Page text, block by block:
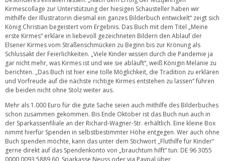
Kirmescollage zur Unterstützung der hiesigen Schausteller haben wir
mithilfe der Illustratorin diesmal ein ganzes Bilderbuch entwickelt“ zeigt sich
König Christian begeistert vom Ergebnis. Das Buch mit dem Titel „Meine
erste Kirmes“ erkläre in liebevoll gezeichneten Bildern den Ablauf der
Elsener Kirmes vom Straßenschmücken zu Beginn bis zur Krönung als
Schlussakt der Feierlichkeiten. „Viele Kinder wissen durch die Pandemie ja
gar nicht mehr, was Kirmes ist und wie sie abläuft“, weiß Königin Melanie zu
berichten. „Das Buch ist hier eine tolle Möglichkeit, die Tradition zu erklären
und Vorfreude auf die nächste richtige Kirmes entstehen zu lassen“ führen
die beiden nicht ohne Stolz weiter aus.
Mehr als 1.000 Euro für die gute Sache seien auch mithilfe des Bilderbuches
schon zusammen gekommen. Bis Ende Oktober ist das Buch nun auch in
der Sparkassenfiliale an der Richard-Wagner-Str. erhältlich. Eine kleine Box
nimmt hierfür Spenden in selbstbestimmter Höhe entgegen. Wer auch ohne
Buch spenden möchte, kann das unter dem Stichwort „Fluthilfe für Kinder“
gerne direkt auf das Spendenkonto von „brauchtum hilft“ tun: DE 96 3055
0000 0093 5889 60, Sparkasse Neuss oder via Paypal über